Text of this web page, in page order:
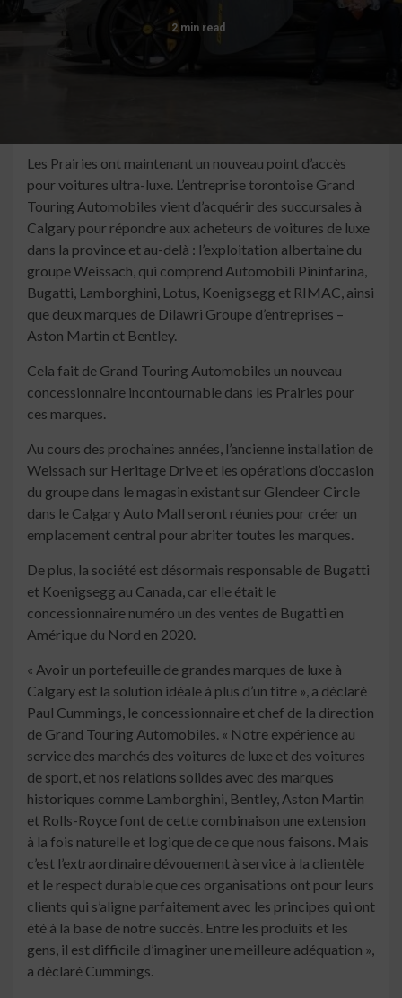
2 min read
Les Prairies ont maintenant un nouveau point d’accès
pour voitures ultra-luxe. L’entreprise torontoise Grand
Touring Automobiles vient d’acquérir des succursales à
Calgary pour répondre aux acheteurs de voitures de luxe
dans la province et au-delà : l’exploitation albertaine du
groupe Weissach, qui comprend Automobili Pininfarina,
Bugatti, Lamborghini, Lotus, Koenigsegg et RIMAC, ainsi
que deux marques de Dilawri Groupe d’entreprises –
Aston Martin et Bentley.
Cela fait de Grand Touring Automobiles un nouveau
concessionnaire incontournable dans les Prairies pour
ces marques.
Au cours des prochaines années, l’ancienne installation de
Weissach sur Heritage Drive et les opérations d’occasion
du groupe dans le magasin existant sur Glendeer Circle
dans le Calgary Auto Mall seront réunies pour créer un
emplacement central pour abriter toutes les marques.
De plus, la société est désormais responsable de Bugatti
et Koenigsegg au Canada, car elle était le
concessionnaire numéro un des ventes de Bugatti en
Amérique du Nord en 2020.
« Avoir un portefeuille de grandes marques de luxe à
Calgary est la solution idéale à plus d’un titre », a déclaré
Paul Cummings, le concessionnaire et chef de la direction
de Grand Touring Automobiles. « Notre expérience au
service des marchés des voitures de luxe et des voitures
de sport, et nos relations solides avec des marques
historiques comme Lamborghini, Bentley, Aston Martin
et Rolls-Royce font de cette combinaison une extension
à la fois naturelle et logique de ce que nous faisons. Mais
c’est l’extraordinaire dévouement à service à la clientèle
et le respect durable que ces organisations ont pour leurs
clients qui s’aligne parfaitement avec les principes qui ont
été à la base de notre succès. Entre les produits et les
gens, il est difficile d’imaginer une meilleure adéquation »,
a déclaré Cummings.